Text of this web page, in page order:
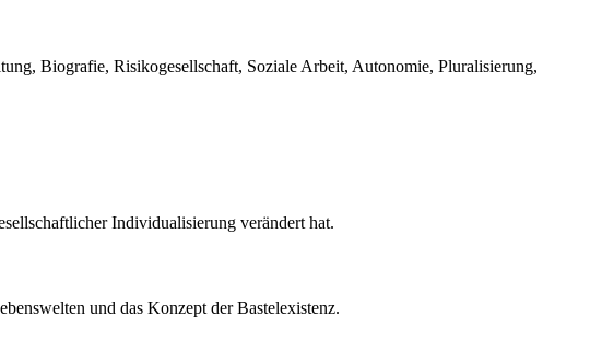
Biografie, Risikogesellschaft, Soziale Arbeit, Autonomie, Pluralisierung,
Individualisierung verändert hat.
und das Konzept der Bastelexistenz.